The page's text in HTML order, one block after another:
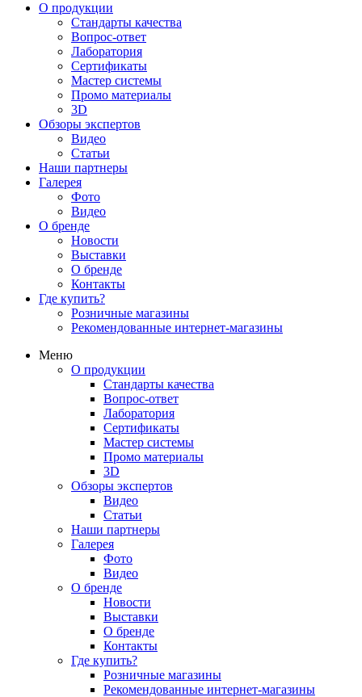
О продукции
Стандарты качества
Вопрос-ответ
Лаборатория
Сертификаты
Мастер системы
Промо материалы
3D
Обзоры экспертов
Видео
Статьи
Наши партнеры
Галерея
Фото
Видео
О бренде
Новости
Выставки
О бренде
Контакты
Где купить?
Розничные магазины
Рекомендованные интернет-магазины
Меню
О продукции
Стандарты качества
Вопрос-ответ
Лаборатория
Сертификаты
Мастер системы
Промо материалы
3D
Обзоры экспертов
Видео
Статьи
Наши партнеры
Галерея
Фото
Видео
О бренде
Новости
Выставки
О бренде
Контакты
Где купить?
Розничные магазины
Рекомендованные интернет-магазины